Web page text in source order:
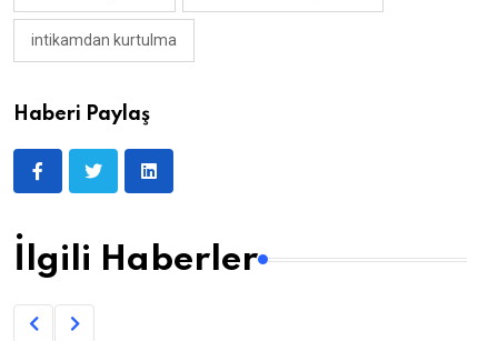
intikamdan kurtulma
Haberi Paylaş
İlgili Haberler